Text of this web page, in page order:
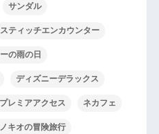
サンダル
スティッチエンカウンター
の雨の日
ディズニーデラックス
レミアアクセス ネカフェ
キオの冒険旅行